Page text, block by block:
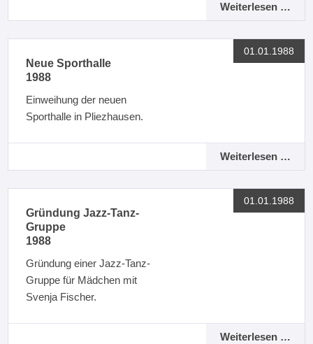
Weiterlesen …
01.01.1988
Neue Sporthalle
1988
Einweihung der neuen
Sporthalle in Pliezhausen.
Weiterlesen …
01.01.1988
Gründung Jazz-Tanz-
Gruppe
1988
Gründung einer Jazz-Tanz-
Gruppe für Mädchen mit
Svenja Fischer.
Weiterlesen …